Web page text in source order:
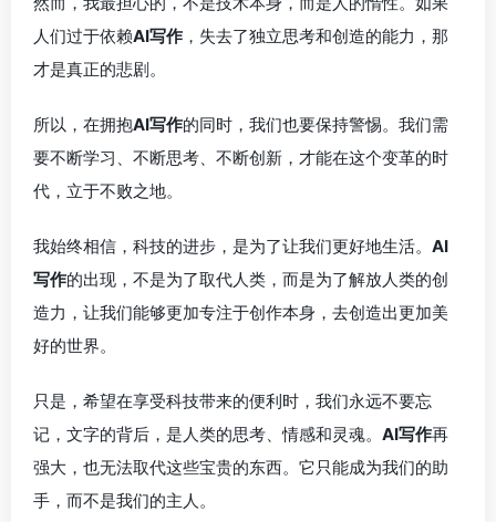
人们过于依赖AI写作 ，失去了独立思考和创造的能力，那
才是真正的悲剧。
所以，在拥抱AI写作的同时，我们也要保持警惕。我们需
要不断学习、不断思考、不断创新，才能在这个变革的时
代，立于不败之地。
我始终相信，科技的进步，是为了让我们更好地生活。 AI
写作的出现，不是为了取代人类，而是为了解放人类的创
造力，让我们能够更加专注于创作本身，去创造出更加美
好的世界。
只是，希望在享受科技带来的便利时，我们永远不要忘
记，文字的背后，是人类的思考、情感和灵魂。 AI写作再
强大，也无法取代这些宝贵的东西。它只能成为我们的助
手，而不是我们的主人。